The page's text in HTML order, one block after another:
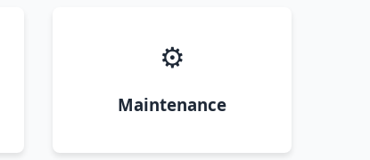
⚙️
Maintenance